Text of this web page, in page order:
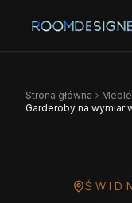
Strona główna
Garderoby na wymiar